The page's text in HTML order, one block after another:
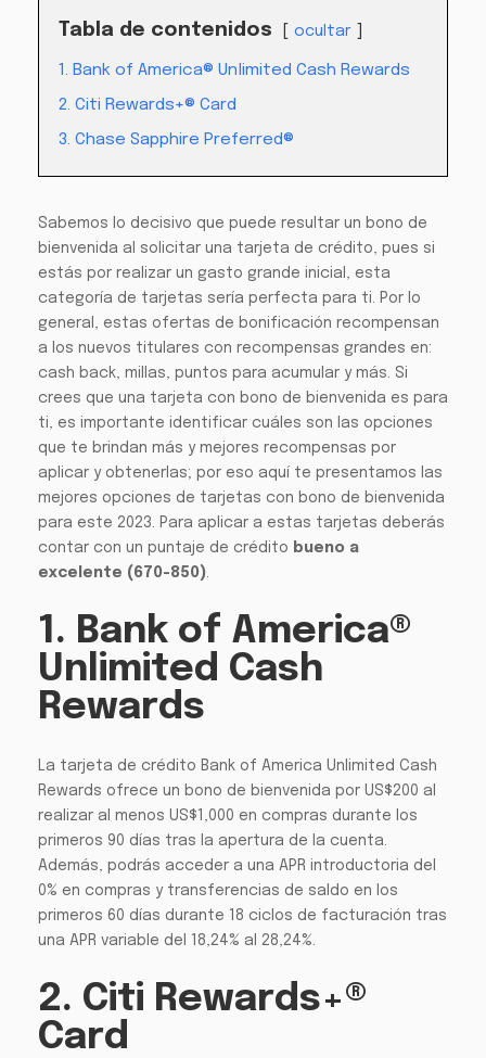
Tabla de contenidos ocultar
1. Bank of America® Unlimited Cash Rewards
2. Citi Rewards+® Card
3. Chase Sapphire Preferred®
Sabemos lo decisivo que puede resultar un bono de
bienvenida al solicitar una tarjeta de crédito, pues si
estás por realizar un gasto grande inicial, esta
categoría de tarjetas sería perfecta para ti. Por lo
general, estas ofertas de bonificación recompensan
a los nuevos titulares con recompensas grandes en:
cash back, millas, puntos para acumular y más. Si
crees que una tarjeta con bono de bienvenida es para
ti, es importante identificar cuáles son las opciones
que te brindan más y mejores recompensas por
aplicar y obtenerlas; por eso aquí te presentamos las
mejores opciones de tarjetas con bono de bienvenida
para este 2023. Para aplicar a estas tarjetas deberás
contar con un puntaje de crédito bueno a
excelente (670-850).
1. Bank of America®
Unlimited Cash
Rewards
La tarjeta de crédito Bank of America Unlimited Cash
Rewards ofrece un bono de bienvenida por US$200 al
realizar al menos US$1,000 en compras durante los
primeros 90 días tras la apertura de la cuenta.
Además, podrás acceder a una APR introductoria del
0% en compras y transferencias de saldo en los
primeros 60 días durante 18 ciclos de facturación tras
una APR variable del 18,24% al 28,24%.
2. Citi Rewards+®
Card